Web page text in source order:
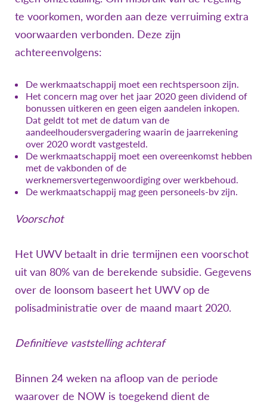
te voorkomen, worden aan deze verruiming extra
voorwaarden verbonden. Deze zijn
achtereenvolgens:
De werkmaatschappij moet een rechtspersoon zijn.
Het concern mag over het jaar 2020 geen dividend of
bonussen uitkeren en geen eigen aandelen inkopen.
Dat geldt tot met de datum van de
aandeelhoudersvergadering waarin de jaarrekening
over 2020 wordt vastgesteld.
De werkmaatschappij moet een overeenkomst hebben
met de vakbonden of de
werknemersvertegenwoordiging over werkbehoud.
De werkmaatschappij mag geen personeels-bv zijn.
Voorschot
Het UWV betaalt in drie termijnen een voorschot
uit van 80% van de berekende subsidie. Gegevens
over de loonsom baseert het UWV op de
polisadministratie over de maand maart 2020.
Definitieve vaststelling achteraf
Binnen 24 weken na afloop van de periode
waarover de NOW is toegekend dient de